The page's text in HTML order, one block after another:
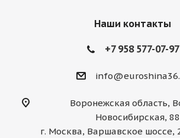
Наши контакты
+7 958 577-07-97
Воронежская область,
Новосибирская,
г. Москва, Варшавское шоссе,